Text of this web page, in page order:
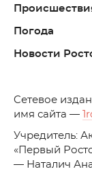
Погода
Новости
Cетевое
имя сайта —
Учредитель:
«Первый
— Наталич